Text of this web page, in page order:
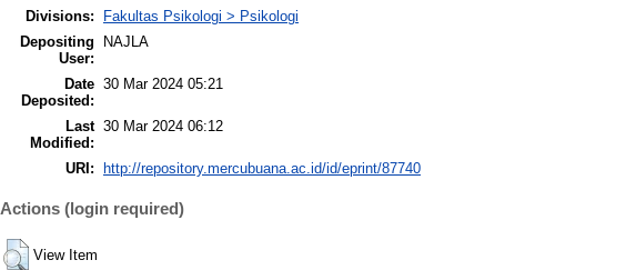
Divisions:
Fakultas Psikologi > Psikologi
Depositing
User:
NAJLA
Date
Deposited:
30 Mar 2024 05:21
Last
Modified:
30 Mar 2024 06:12
URI: http://repository.mercubuana.ac.id/id/eprint/87740
Actions (login required)
View Item